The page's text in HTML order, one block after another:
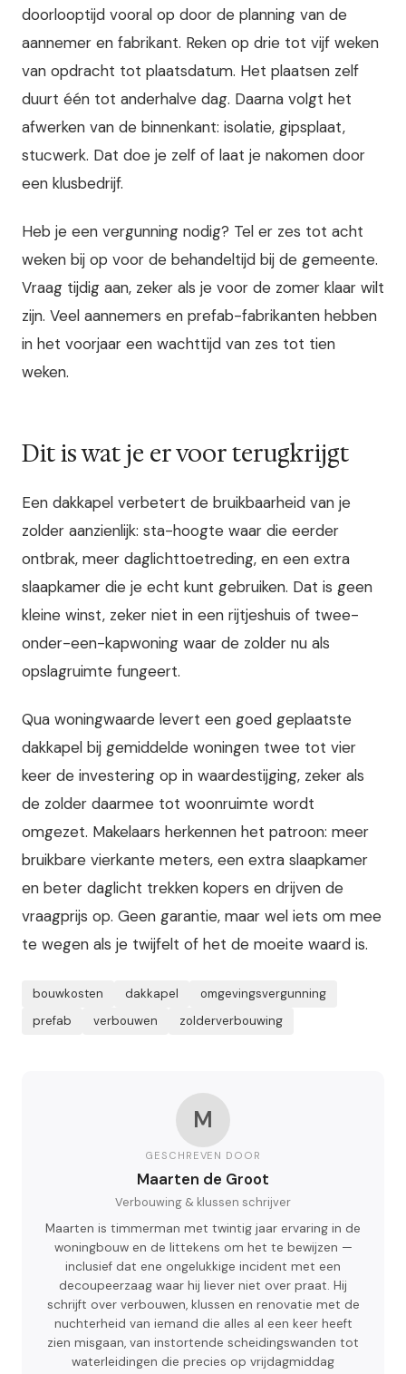
doorlooptijd vooral op door de planning van de
aannemer en fabrikant. Reken op drie tot vijf weken
van opdracht tot plaatsdatum. Het plaatsen zelf
duurt één tot anderhalve dag. Daarna volgt het
afwerken van de binnenkant: isolatie, gipsplaat,
stucwerk. Dat doe je zelf of laat je nakomen door
een klusbedrijf.
Heb je een vergunning nodig? Tel er zes tot acht
weken bij op voor de behandeltijd bij de gemeente.
Vraag tijdig aan, zeker als je voor de zomer klaar wilt
zijn. Veel aannemers en prefab-fabrikanten hebben
in het voorjaar een wachttijd van zes tot tien
weken.
Dit is wat je er voor terugkrijgt
Een dakkapel verbetert de bruikbaarheid van je
zolder aanzienlijk: sta-hoogte waar die eerder
ontbrak, meer daglichttoetreding, en een extra
slaapkamer die je echt kunt gebruiken. Dat is geen
kleine winst, zeker niet in een rijtjeshuis of twee-
onder-een-kapwoning waar de zolder nu als
opslagruimte fungeert.
Qua woningwaarde levert een goed geplaatste
dakkapel bij gemiddelde woningen twee tot vier
keer de investering op in waardestijging, zeker als
de zolder daarmee tot woonruimte wordt
omgezet. Makelaars herkennen het patroon: meer
bruikbare vierkante meters, een extra slaapkamer
en beter daglicht trekken kopers en drijven de
vraagprijs op. Geen garantie, maar wel iets om mee
te wegen als je twijfelt of het de moeite waard is.
bouwkosten dakkapel
omgevingsvergunning
prefab
verbouwen zolderverbouwing
M
GESCHREVEN DOOR
Maarten de Groot
Verbouwing & klussen schrijver
Maarten is timmerman met twintig jaar ervaring in de
woningbouw en de littekens om het te bewijzen —
inclusief dat ene ongelukkige incident met een
decoupeerzaag waar hij liever niet over praat. Hij
schrijft over verbouwen, klussen en renovatie met de
nuchterheid van iemand die alles al een keer heeft
zien misgaan, van instortende scheidingswanden tot
waterleidingen die precies op vrijdagmiddag